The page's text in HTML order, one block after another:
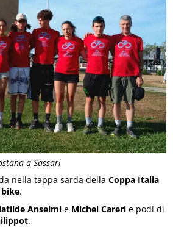
a Sassari
nella tappa sarda dellaCoppa Italia
.
Anselmi e Michel Careri e podi di
.